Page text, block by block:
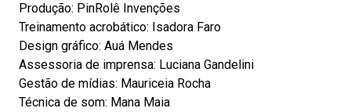
Produção: PinRolê Invenções
Treinamento acrobático: Isadora Faro
Design gráfico: Auá Mendes
Assessoria de imprensa: Luciana Gandelini
Gestão de mídias: Mauriceia Rocha
Técnica de som: Mana Maia